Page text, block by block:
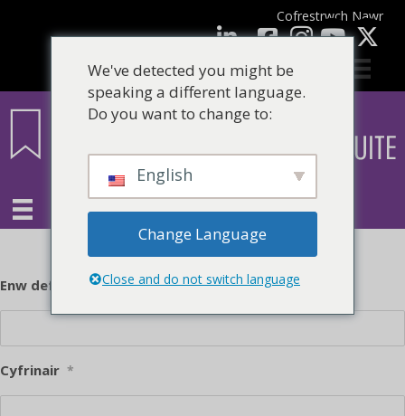
Cofrestrwch Nawr
LinkedInfacebook YouTube
Enw defnyddiwr neu E-bost *
Cyfrinair *
We've detected you might be
speaking a different language.
Do you want to change to:
English
Change Language
Close and do not switch language